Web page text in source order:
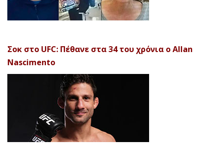
Σοκ στο UFC: Πέθανε στα 34 του χρόνια ο Allan
Nascimento